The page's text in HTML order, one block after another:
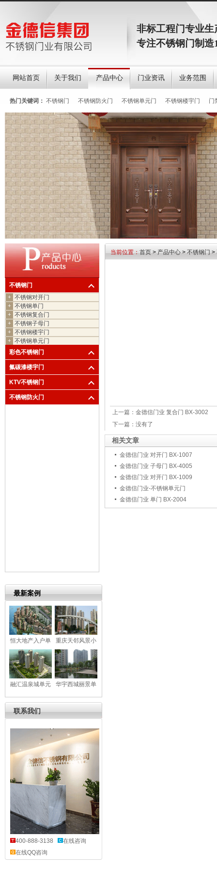
非标工程门专业生
专注不锈钢门制
网站首页 关于我们 产品中心 门业资讯 业务范围
热门关键词： 不锈钢门 不锈钢防火门 不锈钢单元门 不锈钢楼宇门 门
不锈钢门
+ 不锈钢对开门
+ 不锈钢单门
+ 不锈钢复合门
+ 不锈钢子母门
+ 不锈钢楼宇门
+ 不锈钢单元门
彩色不锈钢门
氟碳漆楼宇门
KTV不锈钢门
不锈钢防火门
最新案例
恒大地产入户单
元门
重庆天邻风景小
区单元门
融汇温泉城单元
门
华宇西城丽景单
元门
联系我们
400-888-3138
在线咨询
在线QQ咨询
当前位置：首页>产品中心>不锈钢门>
上一篇： 金德信门业 复合门 BX-3002
下一篇： 没有了
相关文章
金德信门业 对开门 BX-1007
金德信门业 子母门 BX-4005
金德信门业 对开门 BX-1009
金德信门业-不锈钢单元门
金德信门业 单门 BX-2004